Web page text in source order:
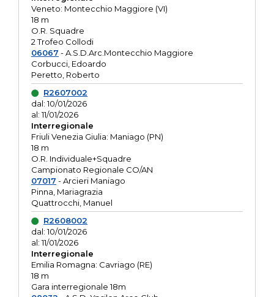
Veneto: Montecchio Maggiore (VI)
18 m
O.R. Squadre
2 Trofeo Collodi
06067 - A.S.D.Arc.Montecchio Maggiore
Corbucci, Edoardo
Peretto, Roberto
R2607002
dal: 10/01/2026
al: 11/01/2026
Interregionale
Friuli Venezia Giulia: Maniago (PN)
18 m
O.R. Individuale+Squadre
Campionato Regionale CO/AN
07017 - Arcieri Maniago
Pinna, Mariagrazia
Quattrocchi, Manuel
R2608002
dal: 10/01/2026
al: 11/01/2026
Interregionale
Emilia Romagna: Cavriago (RE)
18 m
Gara interregionale 18m